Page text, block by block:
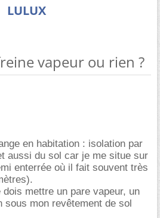
LULUX
vapeur ou rien ?
en habitation : isolation par
aussi du sol car je me situe sur
enterrée où il fait souvent très
mettre un pare vapeur, un
sous mon revêtement de sol